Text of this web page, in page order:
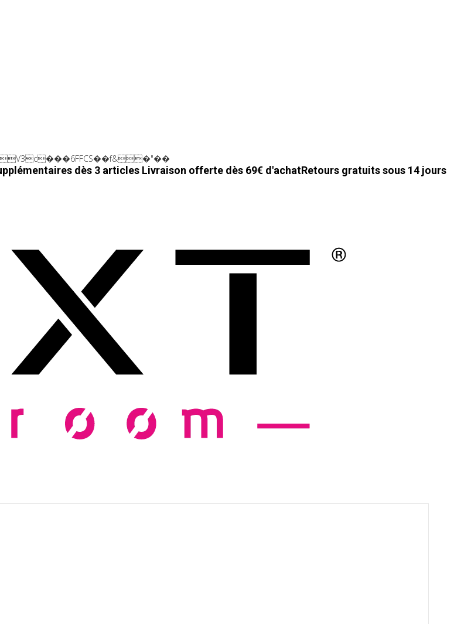
dès 3 articles Livraison offerte dès 69€ d'achatRetours gratuits sous 14 jours